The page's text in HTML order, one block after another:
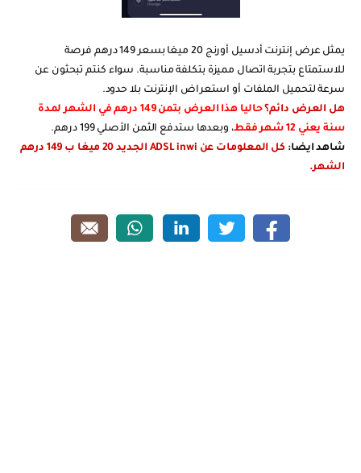
يمثل عرض إنترنت أدسيل أورنج 20 ميغا بسعر 149 درهم فرصة
للاستمتاع بتجربة اتصال مميزة بتكلفة مناسبة. سواء كنتم تبحثون عن
سرعة لتحميل الملفات أو استعراض الإنترنت بلا حدود.
هل العرض دائم؟
حاليا هذا العرض بتمن 149 درهم في الشهر لمدة
سنة يعني 12 شهر فقط
، وبعدها ستدفع الثمن الأصلي 199 درهم.
شاهد ايضا:
كل المعلومات عن ADSL inwi الجديد 20 ميغا ب 149 درهم
الشهر.